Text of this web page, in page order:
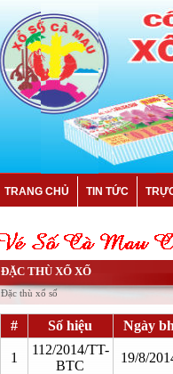
TRANG CHỦ TIN TỨC
ĐẶC THÙ XỔ XỐ
Đặc thù xổ số
# Số hiệu Ngày bh
1
112/2014/TT-
BTC
19/8/